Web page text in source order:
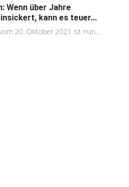
Wenn über Jahre
kann es teuer...
20. Oktober 2021 ist nun...